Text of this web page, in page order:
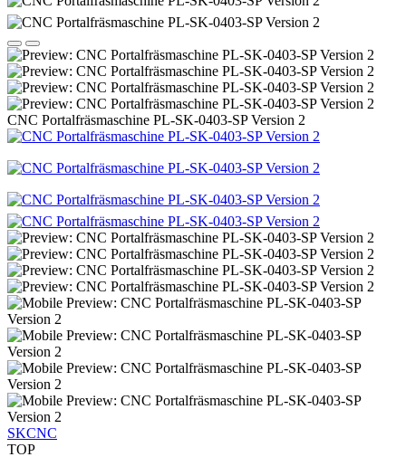
CNC Portalfräsmaschine PL-SK-0403-SP Version 2
SKCNC
TOP